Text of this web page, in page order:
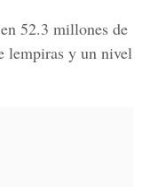
52.3 millones de
lempiras y un nivel